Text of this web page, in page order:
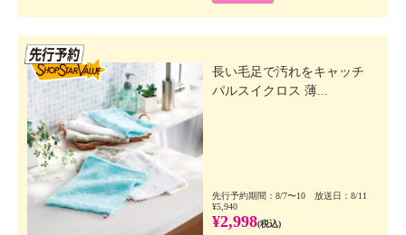
長い毛足で汚れをキャッチ
パルスイクロス 薄...
先行予約期間：8/7〜10 放送日：8/11
¥5,940
¥2,998(税込)